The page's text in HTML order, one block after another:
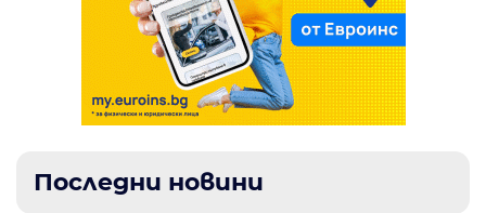
Последни новини